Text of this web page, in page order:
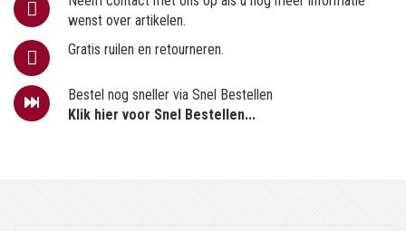
wenst over artikelen.
Gratis ruilen en retourneren.
Bestel nog sneller via Snel Bestellen
Klik hier voor Snel Bestellen...